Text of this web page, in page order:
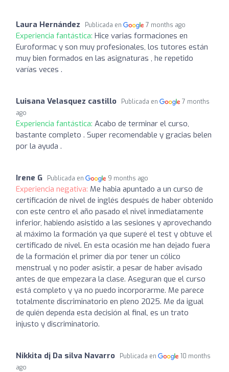
Laura Hernández Publicada en 7 months ago
Experiencia fantástica: Hice varias formaciones en
Euroformac y son muy profesionales, los tutores están
muy bien formados en las asignaturas , he repetido
varías veces .
Luisana Velasquez castillo Publicada en
7 months
ago
Experiencia fantástica: Acabo de terminar el curso,
bastante completo . Super recomendable y gracias belen
por la ayuda .
Irene G Publicada en 9 months ago
Experiencia negativa: Me habia apuntado a un curso de
certificación de nivel de inglés después de haber obtenido
con este centro el año pasado el nivel inmediatamente
inferior, habiendo asistido a las sesiones y aprovechando
al máximo la formación ya que superé el test y obtuve el
certificado de nivel. En esta ocasión me han dejado fuera
de la formación el primer día por tener un cólico
menstrual y no poder asistir, a pesar de haber avisado
antes de que empezara la clase. Aseguran que el curso
está completo y ya no puedo incorporarme. Me parece
totalmente discriminatorio en pleno 2025. Me da igual
de quién dependa esta decisión al final, es un trato
injusto y discriminatorio.
Nikkita dj Da silva Navarro Publicada en
10 months
ago